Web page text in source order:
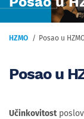
HZMO Posao u
Posao u
Učinkovitost